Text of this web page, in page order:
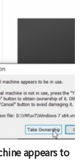
appears to